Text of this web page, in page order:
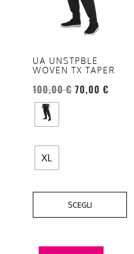
UA UNSTPBLE
WOVEN TX TAPER
100,00€ 70,00 €
XL
SCEGLI
varianti.
opzioni
possono
essere
scelte
nella
del
prodotto
Questo